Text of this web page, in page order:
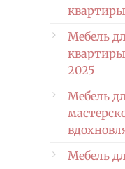
Мебель
2025
Мебель
Мебель